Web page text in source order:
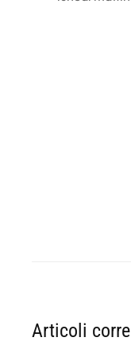
Articoli